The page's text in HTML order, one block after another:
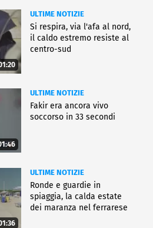
ULTIME NOTIZIE
Si respira, via l'afa al nord,
il caldo estremo resiste al
centro-sud
ULTIME NOTIZIE
Fakir era ancora vivo
soccorso in 33 secondi
ULTIME NOTIZIE
Ronde e guardie in
spiaggia, la calda estate
dei maranza nel ferrarese